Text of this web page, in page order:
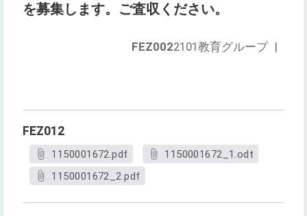
を募集します。ご査収ください。
FEZ0022101教育グループ |
FEZ012
1150001672.pdf
1150001672_1.odt
1150001672_2.pdf